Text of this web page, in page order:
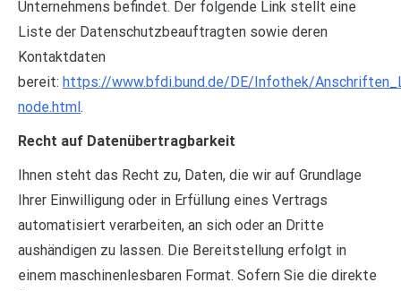
Unternehmens befindet. Der folgende Link stellt eine
Liste der Datenschutzbeauftragten sowie deren
Kontaktdaten
bereit: https://www.bfdi.bund.de/DE/Infothek/
node.html.
Recht auf Datenübertragbarkeit
Ihnen steht das Recht zu, Daten, die wir auf Grundlage
Ihrer Einwilligung oder in Erfüllung eines Vertrags
automatisiert verarbeiten, an sich oder an Dritte
aushändigen zu lassen. Die Bereitstellung erfolgt in
einem maschinenlesbaren Format. Sofern Sie die direkte